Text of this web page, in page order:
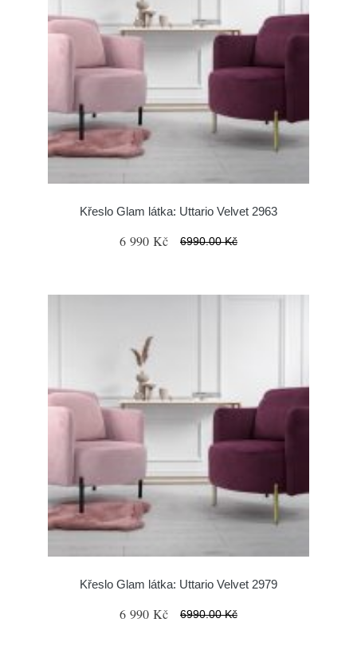
Křeslo Glam látka: Uttario Velvet 2963
6 990 Kč 6990.00 Kč
Křeslo Glam látka: Uttario Velvet 2979
6 990 Kč 6990.00 Kč